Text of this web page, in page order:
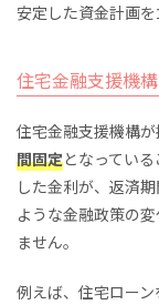
安定した資金計画を
住宅金融支援機構
住宅金融支援機構が
間固定となってい
した金利が、返済
ような金融政策の
ません。
例えば、住宅ロー